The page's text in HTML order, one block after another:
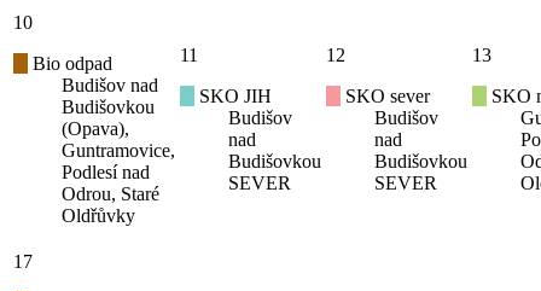
10
Bio odpad
Budišov nad
Budišovkou
(Opava),
Guntramovice,
Podlesí nad
Odrou, Staré
Oldřůvky
11
SKO JIH
Budišov
nad
Budišovkou
SEVER
12
SKO sever
Budišov
nad
Budišovkou
SEVER
13
SKO
17